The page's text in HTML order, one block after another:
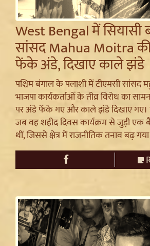
West Bengal में सियासी
सांसद Mahua Moitra की
फेंके अंडे, दिखाए काले झंडे
पश्चिम बंगाल के पलाशी में टीएमसी सांसद
भाजपा कार्यकर्ताओं के तीव्र विरोध का
पर अंडे फेंके गए और काले झंडे दिखाए गए।
जब वह शहीद दिवस कार्यक्रम से जुड़ी एक
थीं, जिससे क्षेत्र में राजनीतिक तनाव बढ़